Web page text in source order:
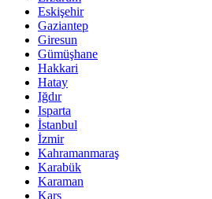
Eskişehir
Gaziantep
Giresun
Gümüşhane
Hakkari
Hatay
Iğdır
Isparta
İstanbul
İzmir
Kahramanmaraş
Karabük
Karaman
Kars